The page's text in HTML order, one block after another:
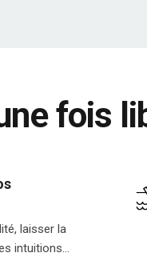
fois
laisser la
intuitions…